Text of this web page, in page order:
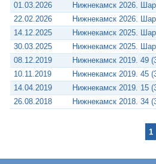
01.03.2026
Нижнекамск 2026.
22.02.2026
Нижнекамск 2026.
14.12.2025
Нижнекамск 2025.
30.03.2025
Нижнекамск 2025.
08.12.2019
Нижнекамск 2019. 49
10.11.2019
Нижнекамск 2019. 45
14.04.2019
Нижнекамск 2019. 15
26.08.2018
Нижнекамск 2018. 34
1